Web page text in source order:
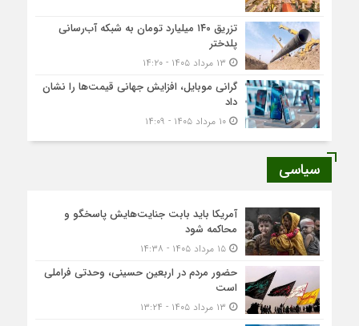
تزریق ۱۴۰ میلیارد تومان به شبکه آب‌رسانی
پلدختر
گرانی موبایل، افزایش جهانی قیمت‌ها را نشان
داد
۱۰ مرداد ۱۴۰۵ - ۱۴:۰۹
سیاسی
آمریکا باید بابت جنایت‌هایش پاسخگو و
محاکمه شود
۱۵ مرداد ۱۴۰۵ - ۱۴:۳۸
حضور مردم در اربعین حسینی، وحدتی فراملی
است